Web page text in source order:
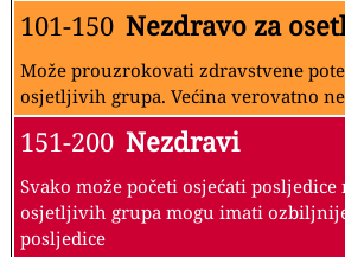
101-150 Nezdravo za
Može prouzrokovati zdravstvene
osjetljivih grupa. Većina verovatno
151-200 Nezdravi
Svako može početi osjećati
osjetljivih grupa mogu imati
posljedice